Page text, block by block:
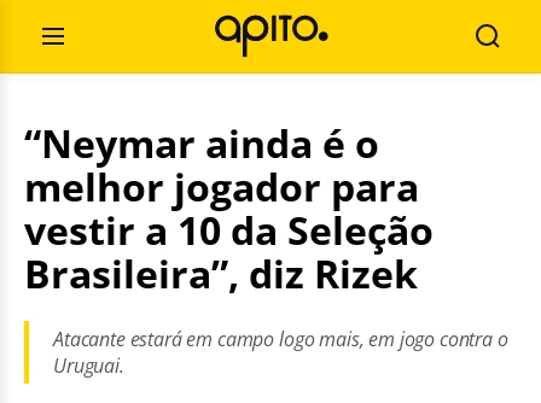
contentOpen
Menu
for:
“Neymar ainda é o
melhor jogador para
vestir a 10 da Seleção
Brasileira”, diz Rizek
Atacante estará em campo logo mais, em jogo contra o
Uruguai.